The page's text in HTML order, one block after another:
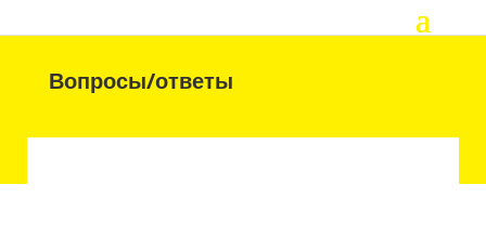
Вопросы/ответы